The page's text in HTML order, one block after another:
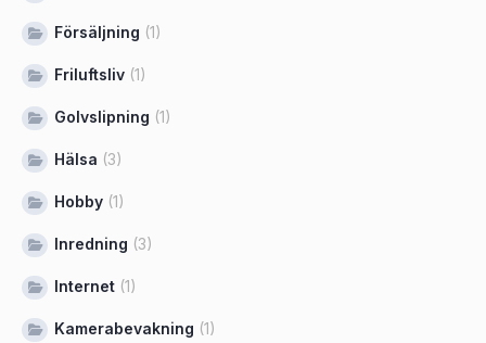
Försäljning (1)
Friluftsliv (1)
Golvslipning (1)
Hälsa (3)
Hobby (1)
Inredning (3)
Internet (1)
Kamerabevakning (1)